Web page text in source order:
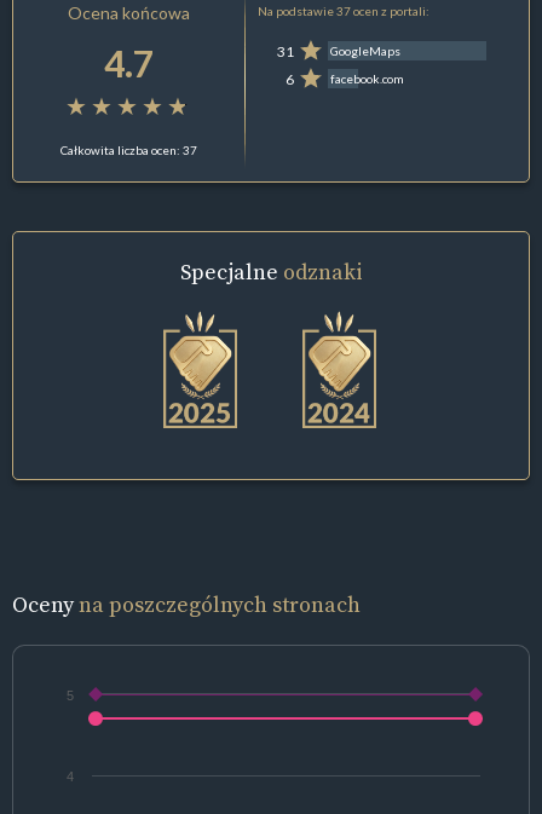
Ocena końcowa
4.7
Całkowita liczba ocen: 37
Na podstawie 37 ocen z portali:
31 GoogleMaps
6 facebook.com
Specjalne odznaki
Ocenyna poszczególnych stronach
4
5